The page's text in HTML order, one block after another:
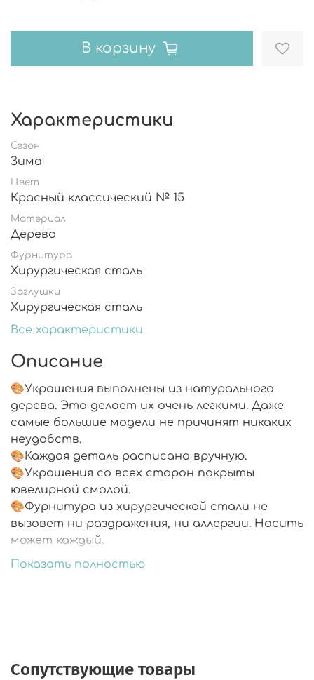
В корзину
Характеристики
Сезон
Зима
Цвет
Красный классический № 15
Материал
Дерево
Фурнитура
Хирургическая сталь
Заглушки
Хирургическая сталь
Все характеристики
Описание
🎨Украшения выполнены из натурального
дерева. Это делает их очень легкими. Даже
самые большие модели не причинят никаких
неудобств.
🎨Каждая деталь расписана вручную.
🎨Украшения со всех сторон покрыты
ювелирной смолой.
🎨Фурнитура из хирургической стали не
вызовет ни раздражения, ни аллергии. Носить
может каждый.
🎨Подарочная упаковка.
Показать полностью
Сопутствующие товары